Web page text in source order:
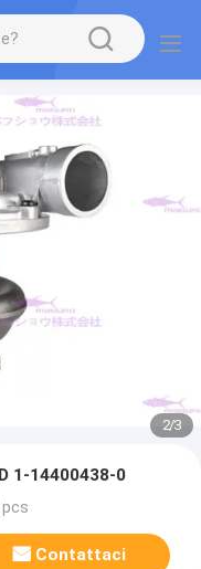
2/3
1-14400438-0
Contattaci